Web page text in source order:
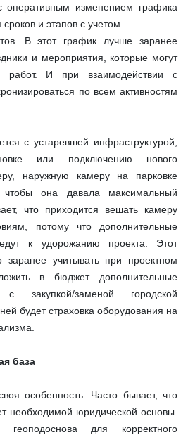
оперативным изменением графика
и этапов с учетом
В этот график лучше заранее
и мероприятия, которые могут
работ. И при взаимодействии с
по всем активностям
с устаревшей инфраструктурой,
или подключению нового
наружную камеру на парковке
чтобы она давала максимальный
что приходится вешать камеру
потому что дополнительные
к удорожанию проекта. Этот
учитывать при проектном
в бюджет дополнительные
закупкой/заменой городской
будет страховка оборудования на
база
особенность. Часто бывает, что
необходимой юридической основы.
геоподоснова для корректного